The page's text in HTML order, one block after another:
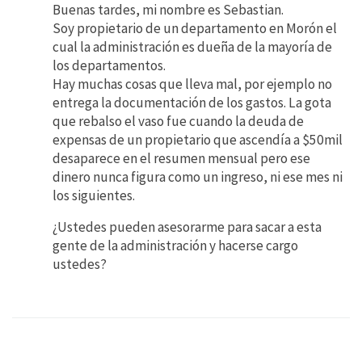
Buenas tardes, mi nombre es Sebastian.
Soy propietario de un departamento en Morón el
cual la administración es dueña de la mayoría de
los departamentos.
Hay muchas cosas que lleva mal, por ejemplo no
entrega la documentación de los gastos. La gota
que rebalso el vaso fue cuando la deuda de
expensas de un propietario que ascendía a $50mil
desaparece en el resumen mensual pero ese
dinero nunca figura como un ingreso, ni ese mes ni
los siguientes.
¿Ustedes pueden asesorarme para sacar a esta
gente de la administración y hacerse cargo
ustedes?